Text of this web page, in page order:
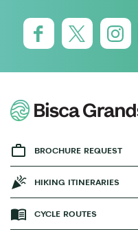
BROCHURE REQUEST
HIKING ITINERARIES
CYCLE ROUTES